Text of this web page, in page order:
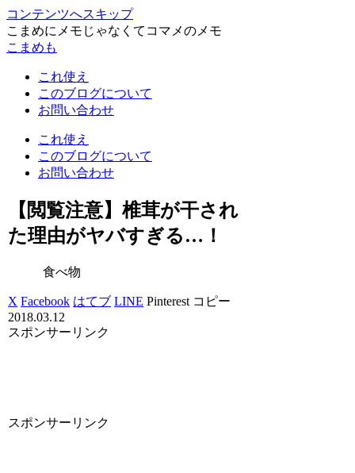
コンテンツへスキップ
こまめにメモじゃなくてコマメのメモ
こまめも
これ使え
このブログについて
お問い合わせ
これ使え
このブログについて
お問い合わせ
【閲覧注意】椎茸が干され
た理由がヤバすぎる…！
食べ物
X Facebook はてブ LINE Pinterest コピー
2018.03.12
スポンサーリンク
スポンサーリンク